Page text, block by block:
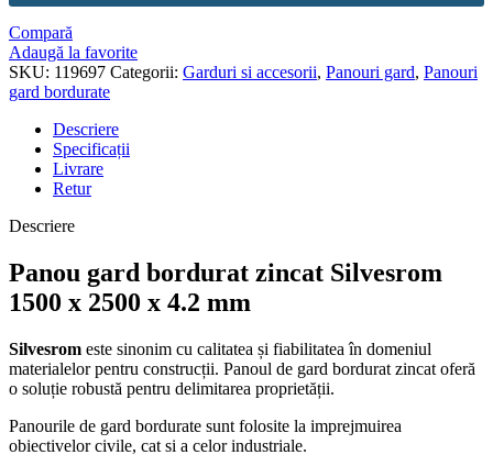
Compară
Adaugă la favorite
SKU: 119697 Categorii: Garduri si accesorii, Panouri gard, Panouri
gard bordurate
Descriere
Specificații
Livrare
Retur
Descriere
Panou gard bordurat zincat Silvesrom
1500 x 2500 x 4.2 mm
Silvesrom este sinonim cu calitatea și fiabilitatea în domeniul
materialelor pentru construcții. Panoul de gard bordurat zincat oferă
o soluție robustă pentru delimitarea proprietății.
Panourile de gard bordurate sunt folosite la imprejmuirea
obiectivelor civile, cat si a celor industriale.